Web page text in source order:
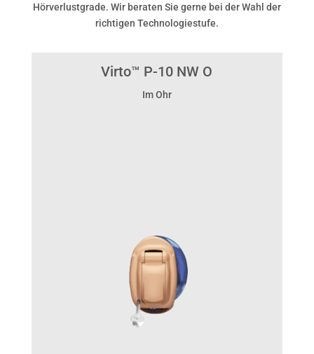
Hörverlustgrade. Wir beraten Sie gerne bei der Wahl der
richtigen Technologiestufe.
Virto™ P-10 NW O
Im Ohr